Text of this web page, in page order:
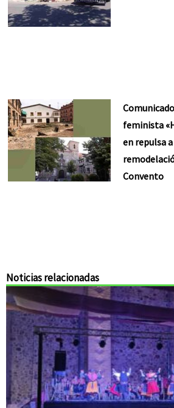
feminista
en repulsa
Convento
Noticias relacionadas